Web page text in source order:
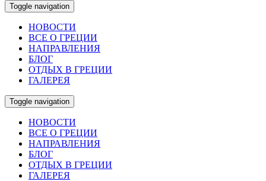
Toggle navigation
НОВОСТИ
ВСЕ О ГРЕЦИИ
НАПРАВЛЕНИЯ
БЛОГ
ОТДЫХ В ГРЕЦИИ
ГАЛЕРЕЯ
Toggle navigation
НОВОСТИ
ВСЕ О ГРЕЦИИ
НАПРАВЛЕНИЯ
БЛОГ
ОТДЫХ В ГРЕЦИИ
ГАЛЕРЕЯ